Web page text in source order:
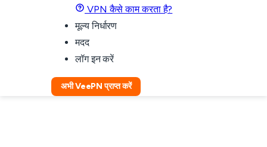
VPN कैसे काम करता है?
मूल्य निर्धारण
मदद
लॉग इन करें
अभी VeePN प्राप्त करें